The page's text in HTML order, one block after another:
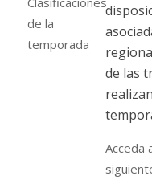
de las
Acceda